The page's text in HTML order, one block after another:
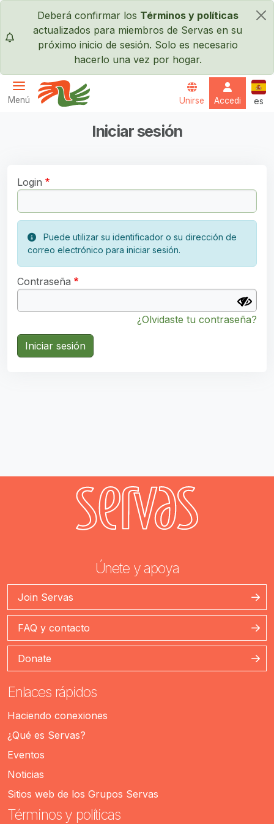
Pasar al contenido principal
×
Deberá confirmar los Términos y políticas
actualizados para miembros de Servas en su
próximo inicio de sesión. Solo es necesario
hacerlo una vez por hogar.
Menú Unirse Accedi es
Iniciar sesión
Login
Puede utilizar su identificador o su dirección de
correo electrónico para iniciar sesión.
Contraseña
¿Olvidaste tu contraseña?
Iniciar sesión
Únete y apoya
Join Servas
FAQ y contacto
Donate
Enlaces rápidos
Haciendo conexiones
¿Qué es Servas?
Eventos
Noticias
Sitios web de los Grupos Servas
Términos y políticas